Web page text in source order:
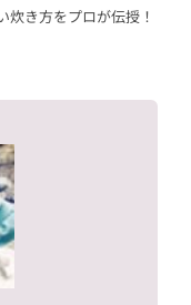
炊き方をプロが伝授！